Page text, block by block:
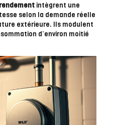
intègrent une
selon la demande réelle
extérieure. Ils modulent
d’environ moitié